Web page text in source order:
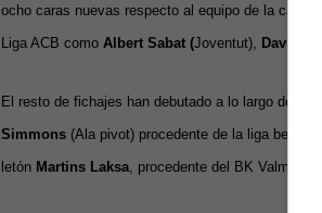
ocho caras nuevas respecto al equipo de la
Liga ACB como Albert Sabat (Joventut), David
El resto de fichajes han debutado a lo largo de
Simmons (Ala pivot) procedente de la liga belga,
letón Martins Laksa , procedente del BK